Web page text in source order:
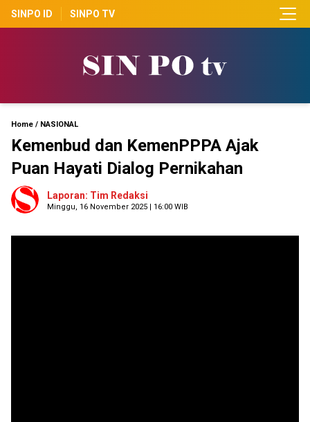
SINPO ID SINPO TV
Home / NASIONAL
Kemenbud dan KemenPPPA Ajak
Puan Hayati Dialog Pernikahan
Laporan: Tim Redaksi
Minggu, 16 November 2025 | 16:00 WIB